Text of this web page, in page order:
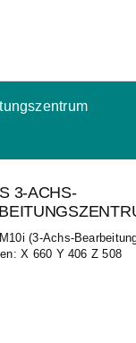
3-ACHS-
(3-Achs-
X 660 Y 406 Z 508